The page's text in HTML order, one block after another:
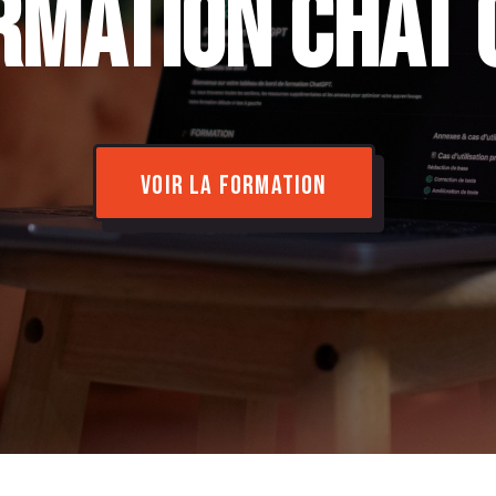
chat
VOIR LA FORMATION